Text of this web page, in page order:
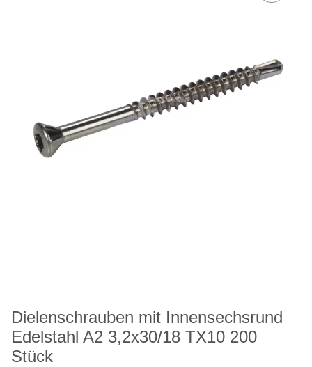
Dielenschrauben mit Innensechsrund
Edelstahl A2 3,2x30/18 TX10 200
Stück